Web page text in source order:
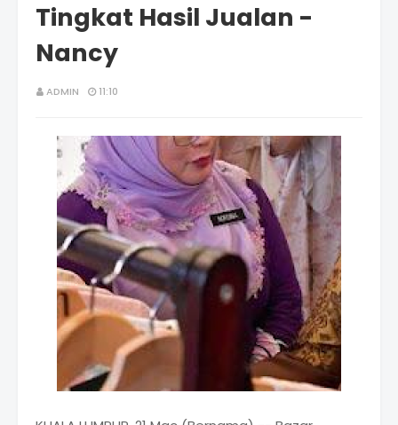
Tingkat Hasil Jualan -
Nancy
ADMIN 11:10